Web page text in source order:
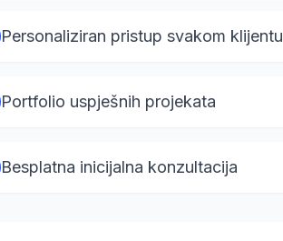
Personaliziran pristup svakom klijentu
Portfolio uspješnih projekata
Besplatna inicijalna konzultacija